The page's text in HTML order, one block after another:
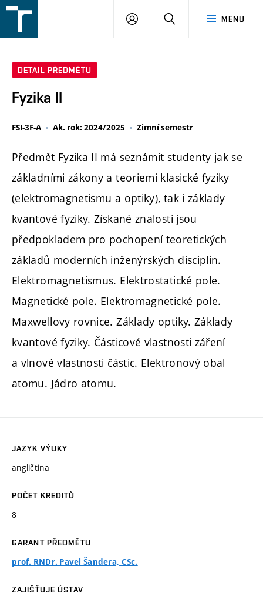
v
MENU
PŘIHLÁŠENÍ
DETAIL PŘEDMĚTU
Fyzika II
FSI-3F-A Ak. rok: 2024/2025 Zimní semestr
Předmět Fyzika II má seznámit studenty jak se
základními zákony a teoriemi klasické fyziky
(elektromagnetismu a optiky), tak i základy
kvantové fyziky. Získané znalosti jsou
předpokladem pro pochopení teoretických
základů moderních inženýrských disciplin.
Elektromagnetismus. Elektrostatické pole.
Magnetické pole. Elektromagnetické pole.
Maxwellovy rovnice. Základy optiky. Základy
kvantové fyziky. Částicové vlastnosti záření
a vlnové vlastnosti částic. Elektronový obal
atomu. Jádro atomu.
JAZYK VÝUKY
angličtina
POČET KREDITŮ
8
GARANT PŘEDMĚTU
prof. RNDr. Pavel Šandera, CSc.
ZAJIŠŤUJE ÚSTAV